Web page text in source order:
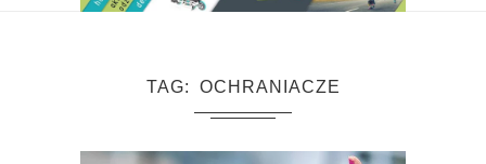
TAG OCHRANIACZE